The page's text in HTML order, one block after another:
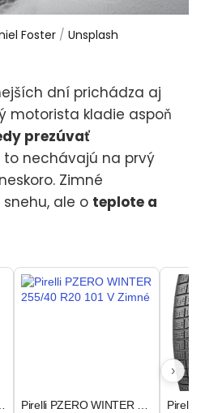
Foster / Unsplash
dní prichádza aj
motorista kladie aspoň
prezúvať
to nechávajú na prvý
Zimné
ale o teplote a
›